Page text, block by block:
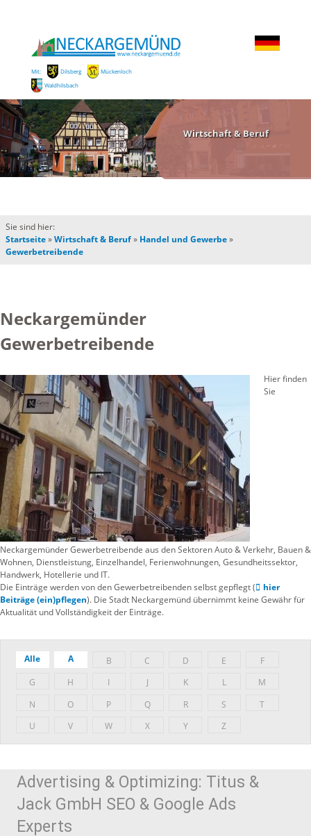
Mit: Dilsberg
Mückenloch
Waldhilsbach
Wirtschaft & Beruf
Sie sind hier:
Startseite»Wirtschaft & Beruf» Handel und Gewerbe»
Gewerbetreibende
Neckargemünder
Gewerbetreibende
Hier finden
Sie
Neckargemünder Gewerbetreibende aus den Sektoren Auto & Verkehr, Bauen &
Wohnen, Dienstleistung, Einzelhandel, Ferienwohnungen, Gesundheitssektor,
Handwerk, Hotellerie und IT.
Die Einträge werden von den Gewerbetreibenden selbst gepflegt (
hier
Beiträge (ein)pflegen). Die Stadt Neckargemünd übernimmt keine Gewähr für
Aktualität und Vollständigkeit der Einträge.
Alle A B C D E
F
G
H I J K L
M
N
O P Q R S
T
U
V W X Y Z
Advertising & Optimizing: Titus &
Jack GmbH SEO & Google Ads
Experts